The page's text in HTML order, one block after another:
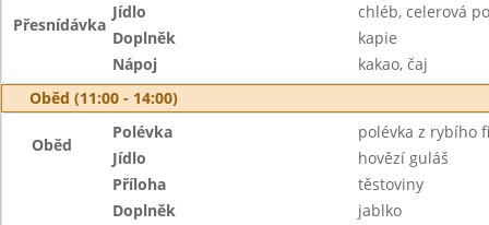
Přesnídávka
Jídlo
chléb, celerová
Doplněk
kapie
Nápoj
kakao, čaj
Oběd (11:00 - 14:00)
Oběd
Polévka
polévka z rybího
Jídlo
hovězí guláš
Příloha
těstoviny
Doplněk
jablko